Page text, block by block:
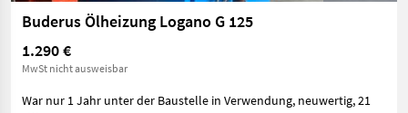
Buderus Ölheizung Logano G 125
1.290 €
MwSt nicht ausweisbar
War nur 1 Jahr unter der Baustelle in Verwendung, neuwertig, 21